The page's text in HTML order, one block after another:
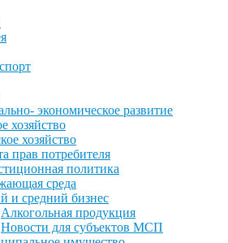
экономическое развитие
хозяйство
хозяйство
прав потребителя
политика
среда
и средний бизнес
Алкогольная продукция
Новости для субъектов МСП